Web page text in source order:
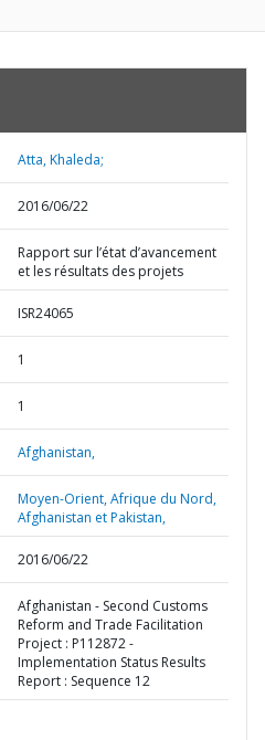
Atta, Khaleda;
2016/06/22
Rapport sur l’état d’avancement
et les résultats des projets
ISR24065
1
1
Afghanistan,
Moyen-Orient, Afrique du Nord,
Afghanistan et Pakistan,
2016/06/22
Afghanistan - Second Customs
Reform and Trade Facilitation
Project : P112872 -
Implementation Status Results
Report : Sequence 12